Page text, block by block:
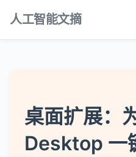
人工智能文摘
桌面扩展：
Desktop 一